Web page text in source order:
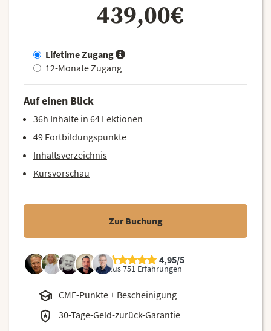
439,00€
Lifetime Zugang
12-Monate Zugang
Auf einen Blick
36h Inhalte in 64 Lektionen
49 Fortbildungspunkte
Inhaltsverzeichnis
Kursvorschau
Zur Buchung
4,95/5
aus 751 Erfahrungen
school CME-Punkte + Bescheinigung
local_police 30-Tage-Geld-zurück-Garantie